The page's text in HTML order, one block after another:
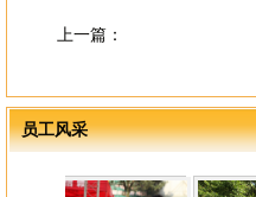
上一篇：
员工风采